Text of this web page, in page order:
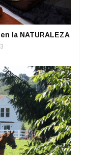
la NATURALEZA